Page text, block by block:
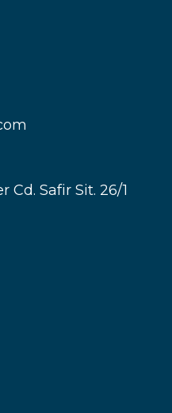
Cd. Safir Sit. 26/1